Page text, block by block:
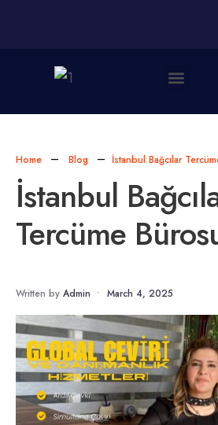
Home Blog İstanbul Bağcılar
İstanbul
Tercüme
Written by Admin • March 4, 2025